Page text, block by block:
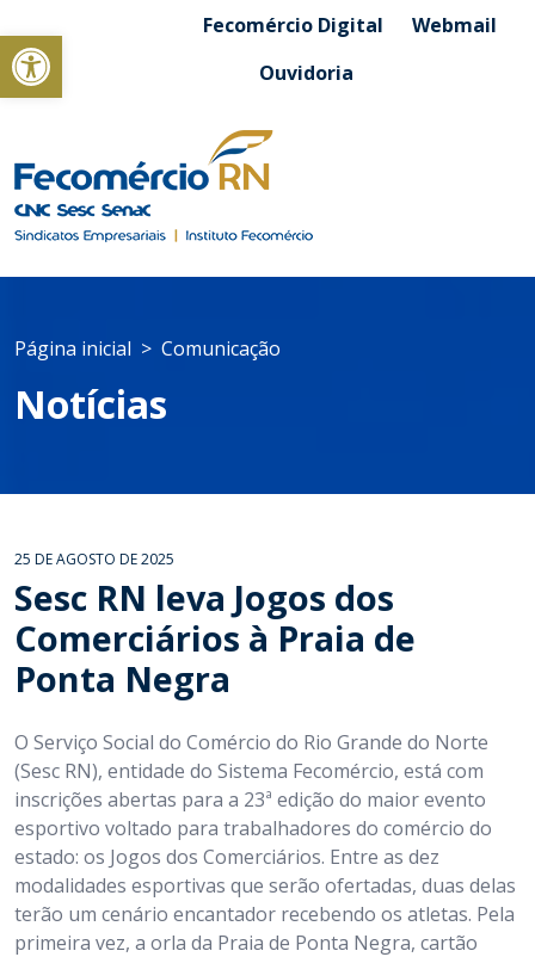
Abrir a barra de ferramentasFecomércio Digital
Webmail
Ouvidoria
Página inicial Comunicação
Notícias
25 DE AGOSTO DE 2025
Sesc RN leva Jogos dos
Comerciários à Praia de
Ponta Negra
O Serviço Social do Comércio do Rio Grande do Norte
(Sesc RN), entidade do Sistema Fecomércio, está com
inscrições abertas para a 23ª edição do maior evento
esportivo voltado para trabalhadores do comércio do
estado: os Jogos dos Comerciários. Entre as dez
modalidades esportivas que serão ofertadas, duas delas
terão um cenário encantador recebendo os atletas. Pela
primeira vez, a orla da Praia de Ponta Negra, cartão